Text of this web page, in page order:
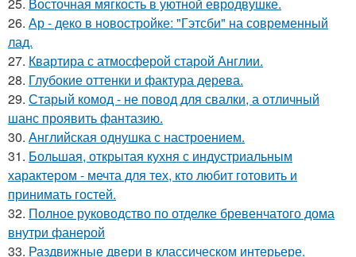
26. Ар - деко в новостройке: "Гэтсби" на современный
лад.
27. Квартира с атмосферой старой Англии.
28. Глубокие оттенки и фактура дерева.
29. Старый комод - не повод для свалки, а отличный
шанс проявить фантазию.
30. Английская однушка с настроением.
31. Большая, открытая кухня с индустриальным
характером - мечта для тех, кто любит готовить и
принимать гостей.
32. Полное руководство по отделке бревенчатого дома
внутри фанерой
33. Раздвижные двери в классическом интерьере.